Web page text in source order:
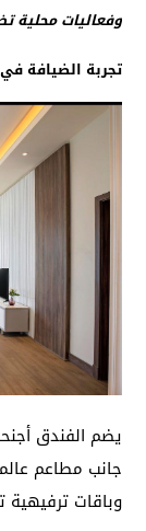
وفعاليات محلية
تجربة الضيافة
يضم الفندق
جانب مطاعم
وباقات ترفيهية